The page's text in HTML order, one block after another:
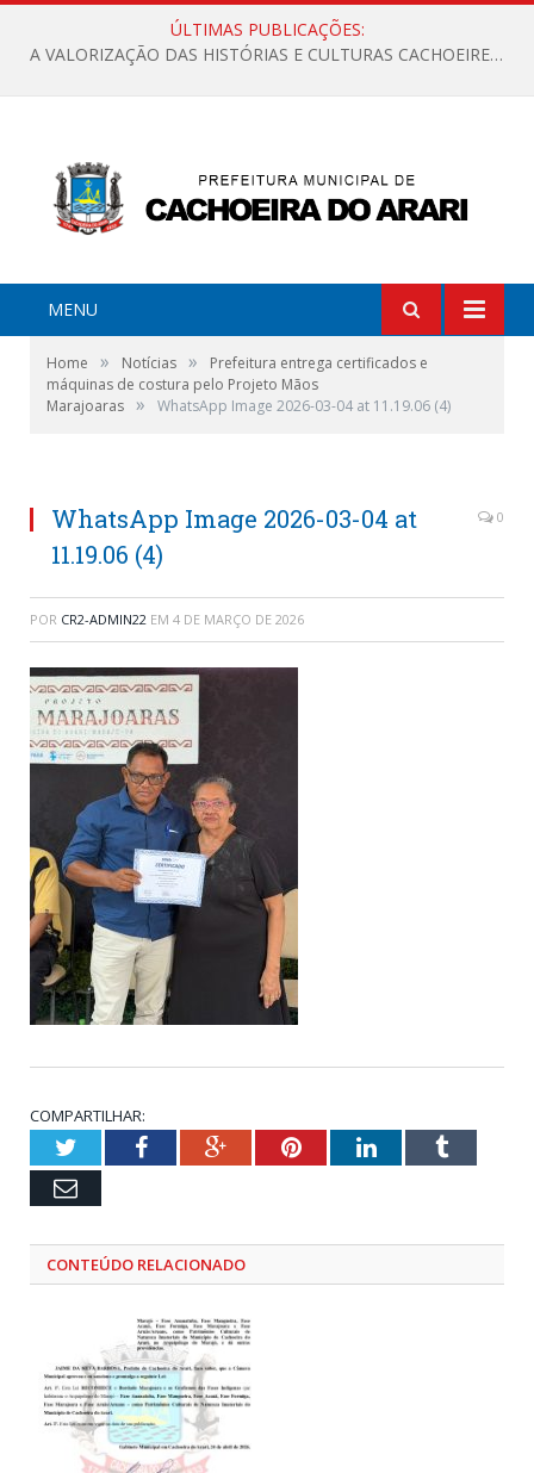
ÚLTIMAS PUBLICAÇÕES:
A VALORIZAÇÃO DAS HISTÓRIAS E CULTURAS CACHOEIRENSES
MENU
Home » Notícias »
Prefeitura entrega certificados e
máquinas de costura pelo Projeto Mãos
Marajoaras » WhatsApp Image 2026-03-04 at 11.19.06 (4)
WhatsApp Image 2026-03-04 at
11.19.06 (4)
0
POR CR2-ADMIN22 EM 4 DE MARÇO DE 2026
COMPARTILHAR:
TwitterFacebookGoogle+PinterestLinkedInTumblr
Email
CONTEÚDO RELACIONADO